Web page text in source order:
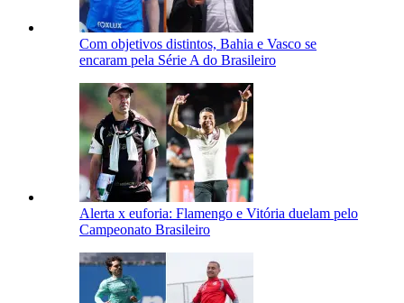
Com objetivos distintos, Bahia e Vasco se
encaram pela Série A do Brasileiro
Alerta x euforia: Flamengo e Vitória duelam pelo
Campeonato Brasileiro